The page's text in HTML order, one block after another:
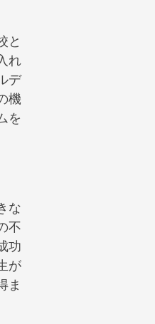
と
れ
デ
機
を
な
不
功
が
ま